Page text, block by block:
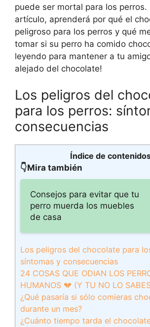
puede ser mortal para los perros.
artículo, aprenderá por qué el
peligroso para los perros y qué
tomar si su perro ha comido
leyendo para mantener a tu
alejado del chocolate!
Los peligros del
para los perros:
consecuencias
Índice de
👇Mira también
Consejos para evitar que tu
perro muerda los muebles
de casa
Los peligros del chocolate para
síntomas y consecuencias
24 COSAS QUE ODIAN LOS
HUMANOS 💔 (Y TU NO LO
¿Qué pasaría si sólo comieras
durante un mes?
¿Cuánto tiempo tarda el